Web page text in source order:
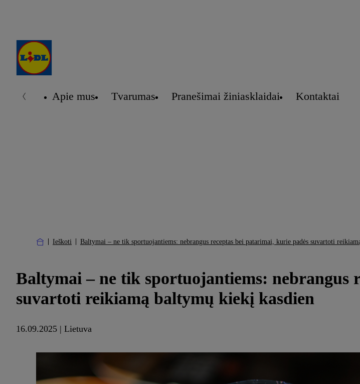
Apie mus Tvarumas Pranešimai žiniasklaidai Kontaktai
Ieškoti Baltymai – ne tik sportuojantiems: nebrangus receptas bei patarimai, kurie padės suvartoti
Baltymai – ne tik sportuojantiems: nebrangus
suvartoti reikiamą baltymų kiekį kasdien
16.09.2025 | Lietuva